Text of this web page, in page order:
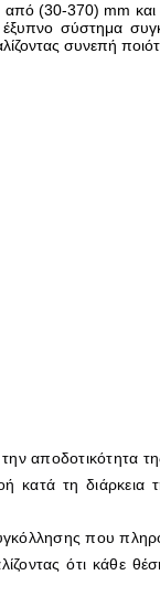
από (30-370) mm
σύστημα
συνεπή
αποδοτικότητα
κατά τη
που
ότι κάθε